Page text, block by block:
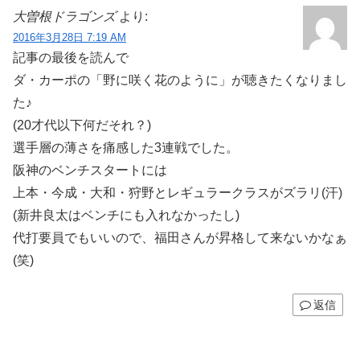
大曽根ドラゴンズ より:
2016年3月28日 7:19 AM
記事の最後を読んで
ダ・カーポの「野に咲く花のように」が聴きたくなりまし
た♪
(20才代以下何だそれ？)
選手層の薄さを痛感した3連戦でした。
阪神のベンチスタートには
上本・今成・大和・狩野とレギュラークラスがズラリ(汗)
(新井良太はベンチにも入れなかったし)
代打要員でもいいので、福田さんが昇格して来ないかなぁ
(笑)
返信